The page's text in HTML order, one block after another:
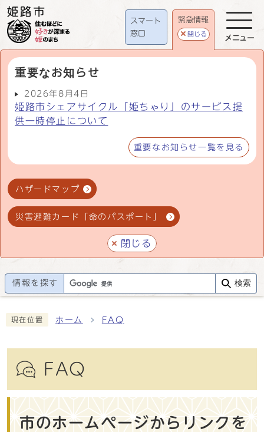
スマート
窓口
緊急情報
閉じる
重要なお知らせ
2026年8月4日
姫路市シェアサイクル「姫ちゃり」のサービス提
供一時停止について
重要なお知らせ一覧を見る
ハザードマップ
災害避難カード「命のパスポート」
閉じる
メニュー
情報を探す 検索
現在位置 ホーム FAQ
FAQ
市のホームページからリンクを